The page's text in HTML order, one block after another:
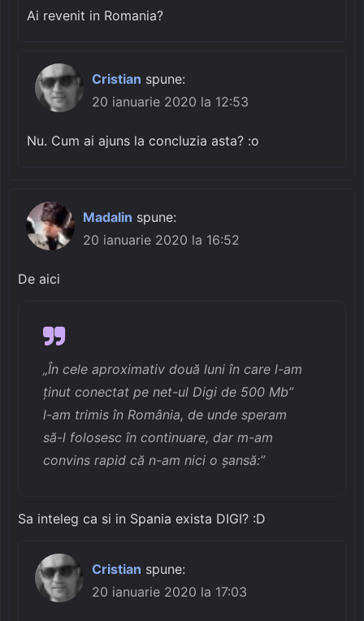
Ai revenit in Romania?
Cristian spune:
20 ianuarie 2020 la 12:53
Nu. Cum ai ajuns la concluzia asta? :o
Madalin spune:
20 ianuarie 2020 la 16:52
De aici
„În cele aproximativ două luni în care l-am
ținut conectat pe net-ul Digi de 500 Mb”
l-am trimis în România, de unde speram
să-l folosesc în continuare, dar m-am
convins rapid că n-am nici o șansă:”
Sa inteleg ca si in Spania exista DIGI? :D
Cristian spune:
20 ianuarie 2020 la 17:03